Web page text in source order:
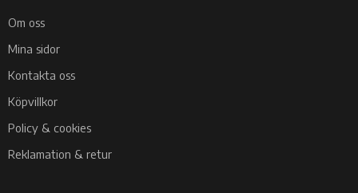
Om oss
Mina sidor
Kontakta oss
Köpvillkor
Policy & cookies
Reklamation & retur